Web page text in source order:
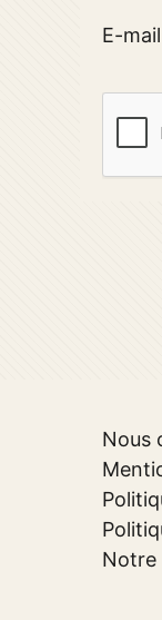
E-mail
Nous
Notre